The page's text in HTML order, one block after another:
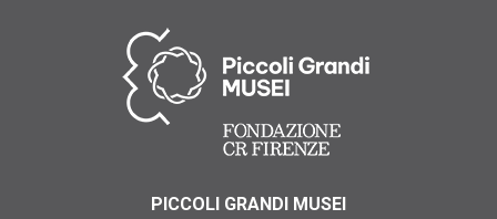
PICCOLI GRANDI MUSEI